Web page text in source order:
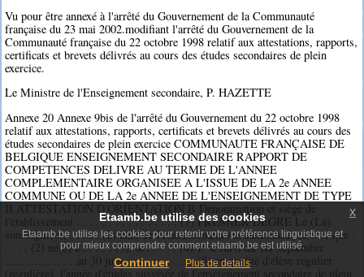
Vu pour être annexé à l'arrêté du Gouvernement de la Communauté
française du 23 mai 2002.modifiant l'arrêté du Gouvernement de la
Communauté française du 22 octobre 1998 relatif aux attestations, rapports,
certificats et brevets délivrés au cours des études secondaires de plein
exercice.
Le Ministre de l'Enseignement secondaire, P. HAZETTE
Annexe 20 Annexe 9bis de l'arrêté du Gouvernement du 22 octobre 1998
relatif aux attestations, rapports, certificats et brevets délivrés au cours des
études secondaires de plein exercice COMMUNAUTE FRANÇAISE DE
BELGIQUE ENSEIGNEMENT SECONDAIRE RAPPORT DE
COMPETENCES DELIVRE AU TERME DE L'ANNEE
COMPLEMENTAIRE ORGANISEE A L'ISSUE DE LA 2e ANNEE
COMMUNE OU DE LA 2e ANNEE DE L'ENSEIGNEMENT DE TYPE
II ATTESTATION D'ORIENTATION B Dénomination et siège de
l'établissement : . . . . . . . . . . . . . . . (1) PREMIER DEGRE Le (La)
soussigné(e), . . . . . (2) chef de l'établissement susmentionné, certifie que .
. . . . (2) né(e) à . . . . . (3), le . . . . . (4) 1° a suivi du 1er septembre
..................... au 30 juin ..................... (8) en qualité d'élève régulier
(régulière), l'année d'études susvisée de l'enseignement secondaire de plein
Etaamb.be utilise des cookies
Etaamb.be utilise les cookies pour retenir votre préférence linguistique et
pour mieux comprendre comment etaamb.be est utilisé.
Continuer Plus de details
x